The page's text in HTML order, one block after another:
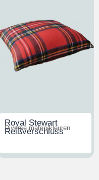
Royal Stewart
Reißverschluss
Diverse maten/kleuren